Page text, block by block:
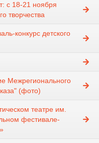
с 18-21 ноября
творчества
конкурс детского
Межрегионального
(фото)
театре им.
фестивале-